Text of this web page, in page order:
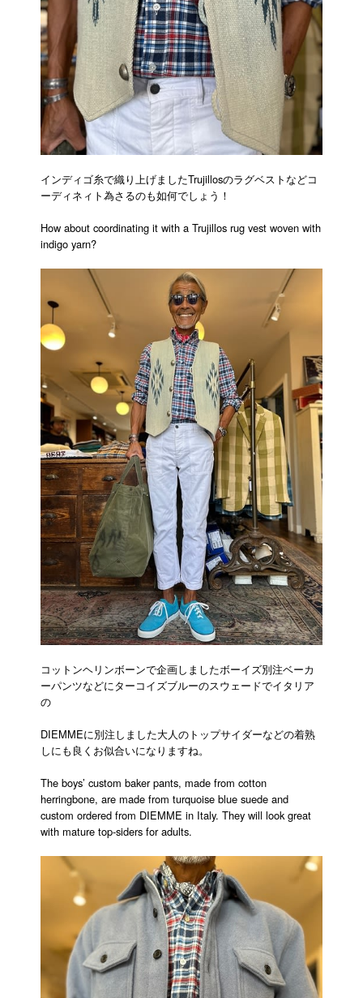
インディゴ糸で織り上げましたTrujillosのラグベストなどコ
ーディネィト為さるのも如何でしょう！
How about coordinating it with a Trujillos rug vest woven with
indigo yarn?
コットンヘリンボーンで企画しましたボーイズ別注ベーカ
ーパンツなどにターコイズブルーのスウェードでイタリア
の
DIEMMEに別注しました大人のトップサイダーなどの着熟
しにも良くお似合いになりますね。
The boys’ custom baker pants, made from cotton
herringbone, are made from turquoise blue suede and
custom ordered from DIEMME in Italy. They will look great
with mature top-siders for adults.